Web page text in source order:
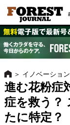
＞ イノベーション
進む花粉症
症を救う？
たに特定？